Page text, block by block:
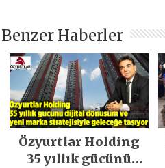
Benzer Haberler
Özyurtlar Holding
35 yıllık gücünü